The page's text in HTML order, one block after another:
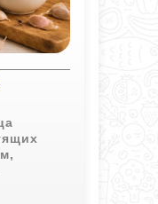
стола.